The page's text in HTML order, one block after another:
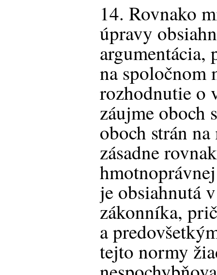
14. Rovnako
úpravy
na spoločnom
rozhodnutie o
záujme oboch
oboch strán
zásadne
je obsiahnutá
zákonníka,
a
tejto normy